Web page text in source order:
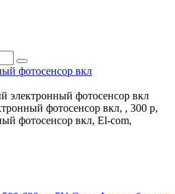
фотосенсор вкл
электронный фотосенсор вкл
фотосенсор вкл, , 300 р,
фотосенсор вкл, El-com,